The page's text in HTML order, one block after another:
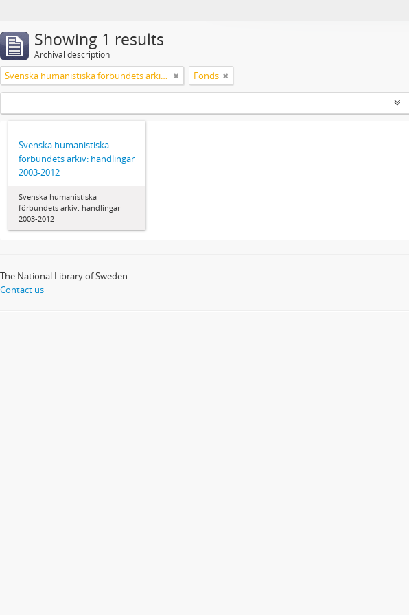
Showing 1 results
Archival description
Svenska humanistiska förbundets arkiv: handlingar 2003-2012 Fonds
Svenska humanistiska
förbundets arkiv: handlingar
2003-2012
Svenska humanistiska
förbundets arkiv: handlingar
2003-2012
The National Library of Sweden
Contact us